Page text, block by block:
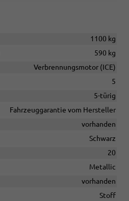
1100 kg
590 kg
Verbrennungsmotor (ICE)
5
5-türig
Fahrzeuggarantie vom Hersteller
vorhanden
Schwarz
20
Metallic
vorhanden
Stoff